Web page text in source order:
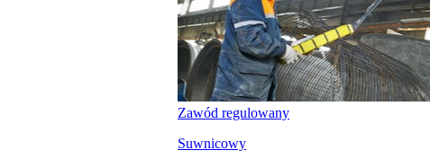
Zawód regulowany
Suwnicowy